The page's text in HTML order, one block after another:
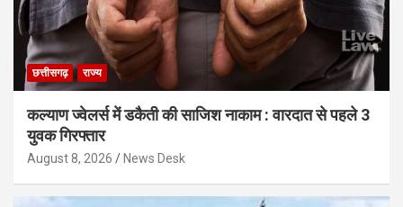
छत्तीसगढ़ राज्य
कल्याण ज्वेलर्स में डकैती की साजिश नाकाम : वारदात से पहले 3
युवक गिरफ्तार
August 8, 2026 News Desk